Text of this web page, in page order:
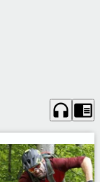
headphones chrome_reader_mode